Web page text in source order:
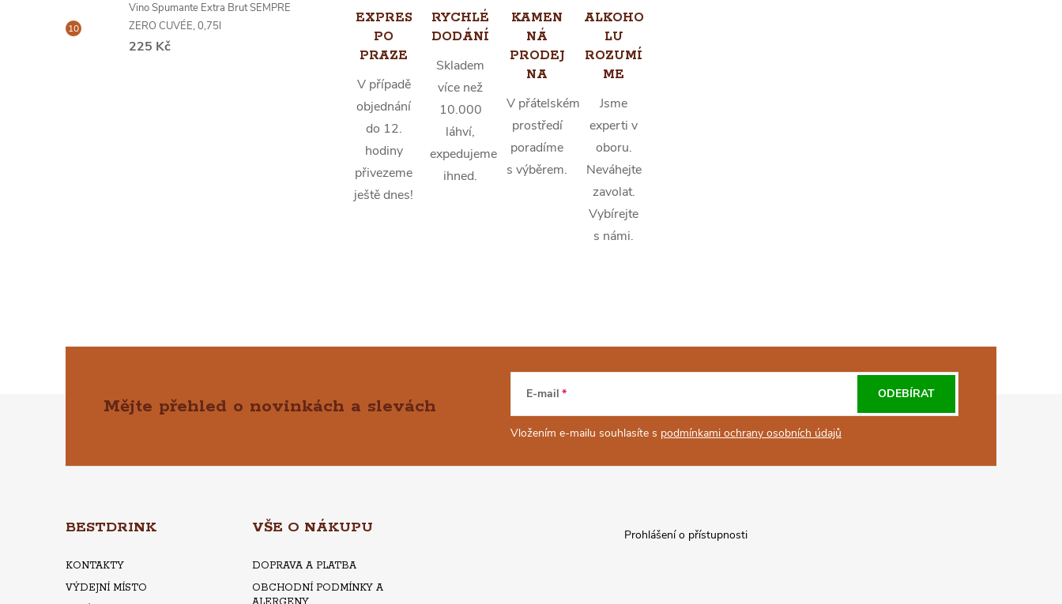
Vino Spumante Extra Brut SEMPRE
ZERO CUVÉE, 0,75l
225 Kč
EXPRES
PO
PRAZE
V případě
objednání
do 12.
hodiny
přivezeme
ještě dnes!
RYCHLÉ
DODÁNÍ
Skladem
více než
10.000
láhví,
expedujeme
ihned.
KAMEN
NÁ
PRODEJ
NA
V přátelském
prostředí
poradíme
s výběrem.
ALKOHO
LU
ROZUMÍ
ME
Jsme
experti v
oboru.
Neváhejte
zavolat.
Vybírejte
s námi.
Mějte přehled o novinkách a slevách
E-mail
Vložením e-mailu souhlasíte s podmínkami ochrany osobních údajů
ODEBÍRAT
BESTDRINK
KONTAKTY
VÝDEJNÍ MÍSTO
VŠE O NÁKUPU
DOPRAVA A PLATBA
OBCHODNÍ PODMÍNKY A
Prohlášení o přístupnosti